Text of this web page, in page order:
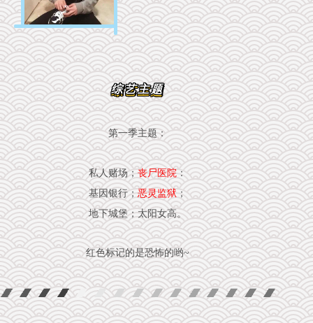
综艺主题
第一季主题：
私人赌场；丧尸医院：
基因银行；恶灵监狱；
地下城堡；太阳女高。
红色标记的是恐怖的哟~